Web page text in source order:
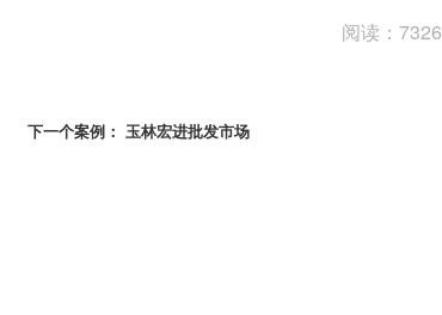
阅读：7326
下一个案例：玉林宏进批发市场